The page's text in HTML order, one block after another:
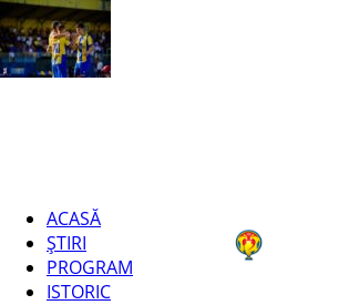
ACASĂ
ȘTIRI
PROGRAM
ISTORIC